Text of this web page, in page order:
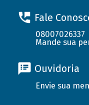
Fale
08007026337
Mande sua
Ouvidoria
Envie sua